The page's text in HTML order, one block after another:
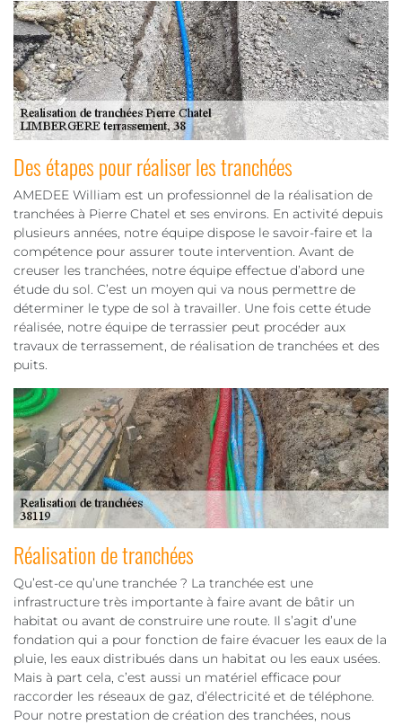
Des étapes pour réaliser les tranchées
AMEDEE William est un professionnel de la réalisation de
tranchées à Pierre Chatel et ses environs. En activité depuis
plusieurs années, notre équipe dispose le savoir-faire et la
compétence pour assurer toute intervention. Avant de
creuser les tranchées, notre équipe effectue d’abord une
étude du sol. C’est un moyen qui va nous permettre de
déterminer le type de sol à travailler. Une fois cette étude
réalisée, notre équipe de terrassier peut procéder aux
travaux de terrassement, de réalisation de tranchées et des
puits.
Réalisation de tranchées
Qu’est-ce qu’une tranchée ? La tranchée est une
infrastructure très importante à faire avant de bâtir un
habitat ou avant de construire une route. Il s’agit d’une
fondation qui a pour fonction de faire évacuer les eaux de la
pluie, les eaux distribués dans un habitat ou les eaux usées.
Mais à part cela, c’est aussi un matériel efficace pour
raccorder les réseaux de gaz, d’électricité et de téléphone.
Pour notre prestation de création des tranchées, nous